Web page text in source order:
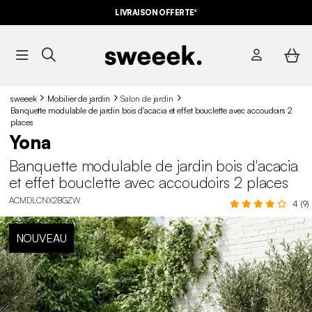
LIVRAISON OFFERTE*
sweeek Mobilier de jardin
Salon de jardin
Banquette modulable de jardin bois d'acacia et effet bouclette avec accoudoirs 2
places
Yona
Banquette modulable de jardin bois d'acacia
et effet bouclette avec accoudoirs 2 places
ACMDLCNX2BGZW 4 (9)
NOUVEAU